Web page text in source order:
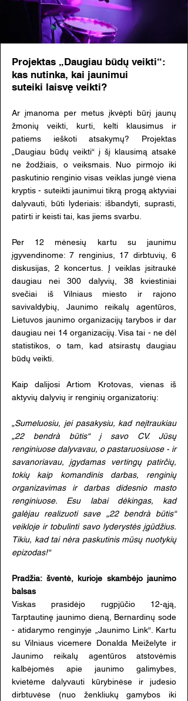
Projektas „Daugiau būdų veikti“:
kas nutinka, kai jaunimui
suteiki laisvę veikti?
Ar įmanoma per metus įkvėpti būrį jaunų
žmonių veikti, kurti, kelti klausimus ir
patiems ieškoti atsakymų? Projektas
„Daugiau būdų veikti“ į šį klausimą atsakė
ne žodžiais, o veiksmais. Nuo pirmojo iki
paskutinio renginio visas veiklas jungė viena
kryptis - suteikti jaunimui tikrą progą aktyviai
dalyvauti, būti lyderiais: išbandyti, suprasti,
patirti ir keisti tai, kas jiems svarbu.
Per 12 mėnesių kartu su jaunimu
įgyvendinome: 7 renginius, 17 dirbtuvių, 6
diskusijas, 2 koncertus. Į veiklas įsitraukė
daugiau nei 300 dalyvių, 38 kviestiniai
svečiai iš Vilniaus miesto ir rajono
savivaldybių, Jaunimo reikalų agentūros,
Lietuvos jaunimo organizacijų tarybos ir dar
daugiau nei 14 organizacijų. Visa tai - ne dėl
statistikos, o tam, kad atsirastų daugiau
būdų veikti.
Kaip dalijosi Artiom Krotovas, vienas iš
aktyvių dalyvių ir renginių organizatorių:
„Sumeluosiu, jei pasakysiu, kad neįtraukiau
„22 bendrà būtis“ į savo CV. Jūsų
renginiuose dalyvavau, o pastaruosiuose - ir
savanoriavau, įgydamas vertingų patirčių,
tokių kaip komandinis darbas, renginių
organizavimas ir darbas didesnio masto
renginiuose. Esu labai dėkingas, kad
galėjau realizuoti save „22 bendrà būtis“
veikloje ir tobulinti savo lyderystės įgūdžius.
Tikiu, kad tai nėra paskutinis mūsų nuotykių
epizodas!“
Pradžia: šventė, kurioje skambėjo jaunimo
balsas
Viskas prasidėjo rugpjūčio 12-ąją,
Tarptautinę jaunimo dieną, Bernardinų sode
- atidarymo renginyje „Jaunimo Link“. Kartu
su Vilniaus vicemere Donalda Meiželyte ir
Jaunimo reikalų agentūros atstovėmis
kalbėjomės apie jaunimo galimybes,
kvietėme dalyvauti kūrybinėse ir judesio
dirbtuvėse (nuo ženkliukų gamybos iki